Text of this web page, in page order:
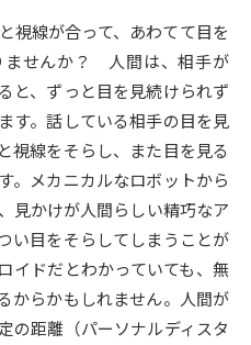
進路の３択
新学年スタート号特集ページ
（高2生用）
べる
実施プログラムから探す
夢ナビライブ
視線が合って、あわてて目を
ませんか？ 人間は、相手が
と、ずっと目を見続けられず
す。話している相手の目を見
視線をそらし、また目を見る
。メカニカルなロボットから
見かけが人間らしい精巧なア
い目をそらしてしまうことが
イドだとわかっていても、無
からかもしれません。人間が
の距離（パーソナルディスタ